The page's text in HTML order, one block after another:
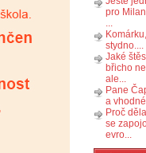
pro
...
stydno....
Jaké
břicho
ale...
Pane
a
Proč
se
evro...